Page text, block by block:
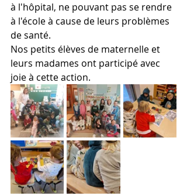
à l'hôpital, ne pouvant pas se rendre
à l'école à cause de leurs problèmes
de santé.
Nos petits élèves de maternelle et
leurs madames ont participé avec
joie à cette action.